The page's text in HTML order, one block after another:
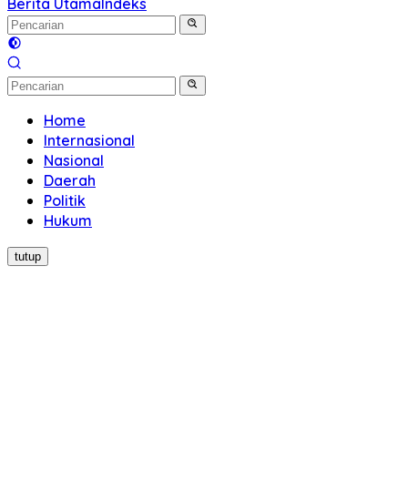
Berita UtamaIndeks
Home
Internasional
Nasional
Daerah
Politik
Hukum
tutup